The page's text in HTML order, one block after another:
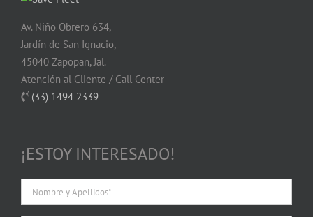
Av. Niño Obrero 634,
Jardín de San Ignacio,
45040 Zapopan, Jal.
Atención al Cliente / Call Center
(33) 1494 2339
¡ESTOY INTERESADO!